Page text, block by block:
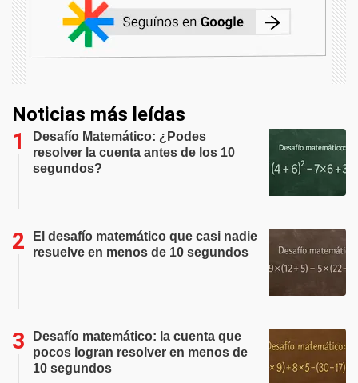
Noticias más leídas
Desafío Matemático: ¿Podes
resolver la cuenta antes de los 10
segundos?
El desafío matemático que casi nadie
resuelve en menos de 10 segundos
Desafío matemático: la cuenta que
pocos logran resolver en menos de
10 segundos